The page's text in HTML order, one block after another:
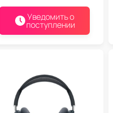
Уведомить о
поступлении